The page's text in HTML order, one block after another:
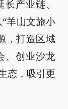
产业链、
羊山文旅小
，打造区域
、创业沙龙
态，吸引更